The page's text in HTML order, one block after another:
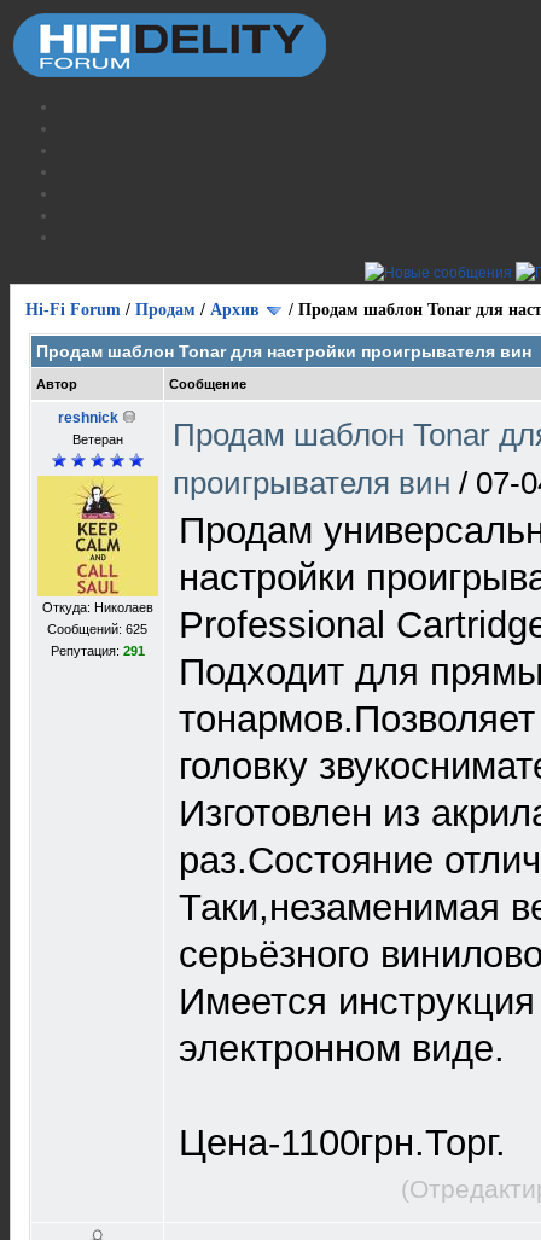
Hi-Fi Forum / Продам / Архив / Продам шаблон Tonar для
Продам шаблон Tonar для настройки проигрывателя вин
Автор Сообщение
reshnick
Ветеран
Откуда: Николаев
Сообщений: 625
Репутация: 291
Продам шаблон Tonar
проигрывателя вин / 07-
Продам
настройки
Professional
Подходит для
головку
Изготовлен из
раз.Состояние
Таки,незаменимая
серьёзного
Имеется
электронном виде.
Цена-1100грн.Торг.